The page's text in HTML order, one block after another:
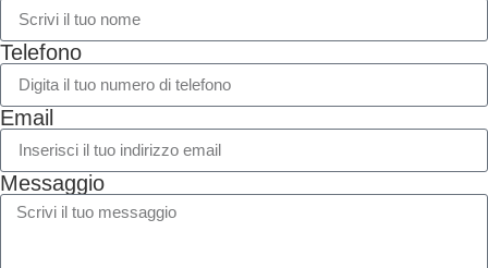
Telefono
Email
Messaggio